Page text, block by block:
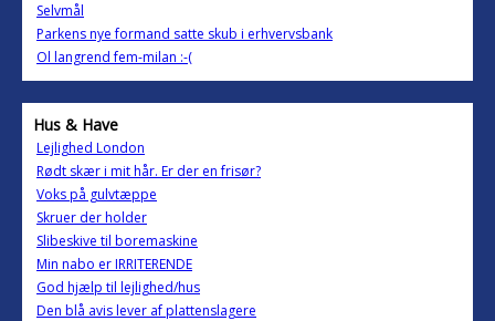
Selvmål
Parkens nye formand satte skub i erhvervsbank
Ol langrend fem-milan :-(
Hus & Have
Lejlighed London
Rødt skær i mit hår. Er der en frisør?
Voks på gulvtæppe
Skruer der holder
Slibeskive til boremaskine
Min nabo er IRRITERENDE
God hjælp til lejlighed/hus
Den blå avis lever af plattenslagere